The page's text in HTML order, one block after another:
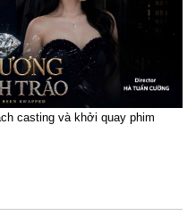
casting và khởi quay phim